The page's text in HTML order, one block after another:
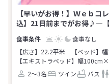
【早いがお得！】Ｗｅｂ
込】21日前までがお得♪―
食事なし
【広さ】22.2平米
【ベッド】
【エキストラベッド】幅
2～3名
ツイン バス